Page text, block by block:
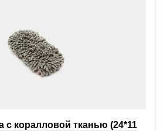
с коралловой тканью (24*11